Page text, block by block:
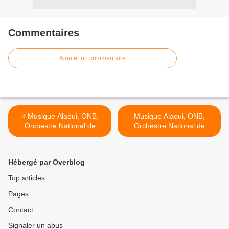
Commentaires
Ajouter un commentaire
< Musique Alaoui, ONB,
Orchestre National de
Barbes - intro موسيقى
Musique Alaoui, ONB,
Orchestre National de
Barbes - Lemouima
Hébergé par Overblog
Top articles
Pages
Contact
Signaler un abus